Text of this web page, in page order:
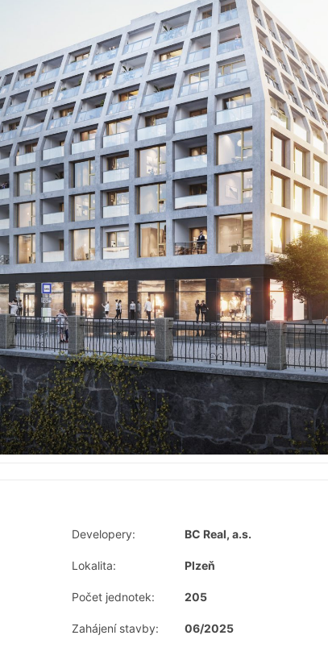
Developery: BC Real, a.s.
Lokalita: Plzeň
Počet jednotek: 205
Zahájení stavby: 06/2025